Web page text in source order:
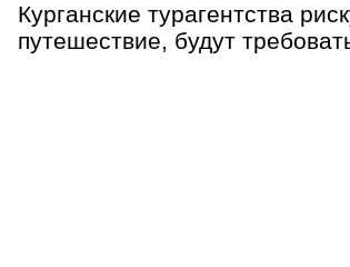
Курганские турагентства
путешествие, будут